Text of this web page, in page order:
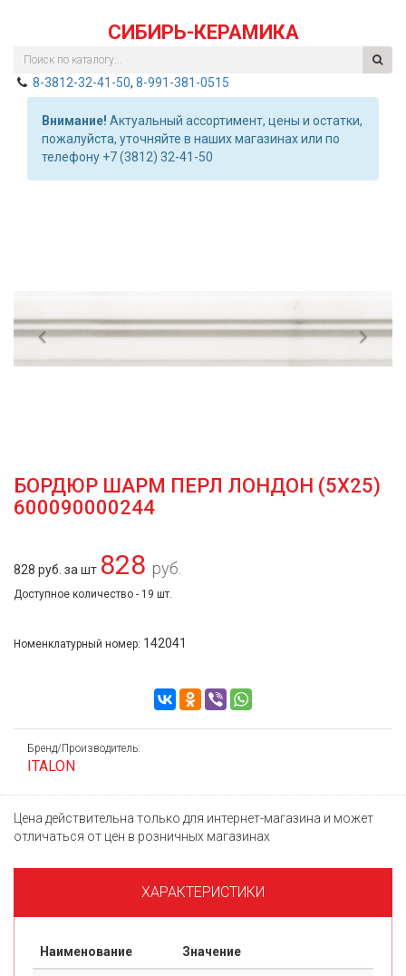
СИБИРЬ-КЕРАМИКА
8-3812-32-41-50, 8-991-381-0515
Внимание! Актуальный ассортимент, цены и остатки,
пожалуйста, уточняйте в наших магазинах или по
телефону +7 (3812) 32-41-50
Previous
БОРДЮР ШАРМ ПЕРЛ ЛОНДОН (5Х25)
600090000244
828 руб. за шт 828 руб.
Доступное количество - 19 шт.
Номенклатурный номер: 142041
Бренд/Производитель:
ITALON
Цена действительна только для интернет-магазина и может
отличаться от цен в розничных магазинах
ХАРАКТЕРИСТИКИ
Наименование Значение